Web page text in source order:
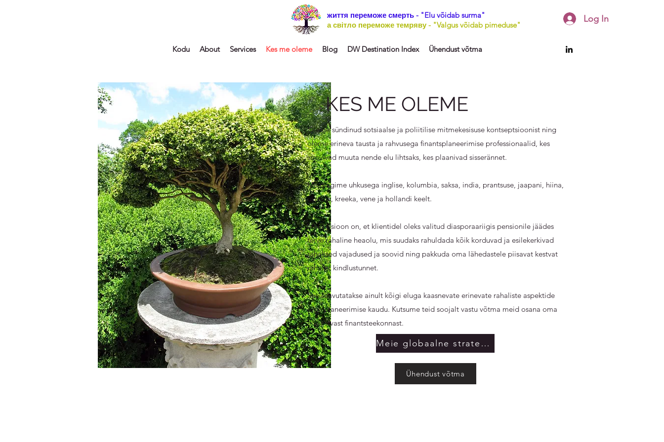
життя переможе смерть - "Elu võidab surma"
а світло переможе темряву - "Valgus võidab pimeduse"
Kodu About Services Kes me oleme Blog DW Destination Index Ühendust võtma
Log In
KES ME OLEME
Oleme sündinud sotsiaalse ja poliitilise mitmekesisuse kontseptsioonist ning
oleme erineva tausta ja rahvusega finantsplaneerimise professionaalid, kes
soovivad muuta nende elu lihtsaks, kes plaanivad sisserännet.
Me räägime uhkusega inglise, kolumbia, saksa, india, prantsuse, jaapani, hiina,
ukraina, kreeka, vene ja hollandi keelt.
Meie visioon on, et klientidel oleks valitud diasporaariigis pensionile jäädes
terve rahaline heaolu, mis suudaks rahuldada kõik korduvad ja esilekerkivad
rahalised vajadused ja soovid ning pakkuda oma lähedastele piisavat kestvat
rahalist kindlustunnet.
See saavutatakse ainult kõigi eluga kaasnevate erinevate rahaliste aspektide
õige planeerimise kaudu. Kutsume teid soojalt vastu võtma meid osana oma
elukestvast finantsteekonnast.
Meie globaalne strateegia
Ühendust võtma